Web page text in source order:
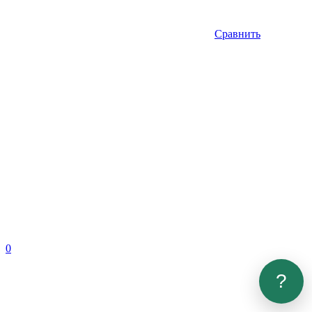
Сравнить
0
?